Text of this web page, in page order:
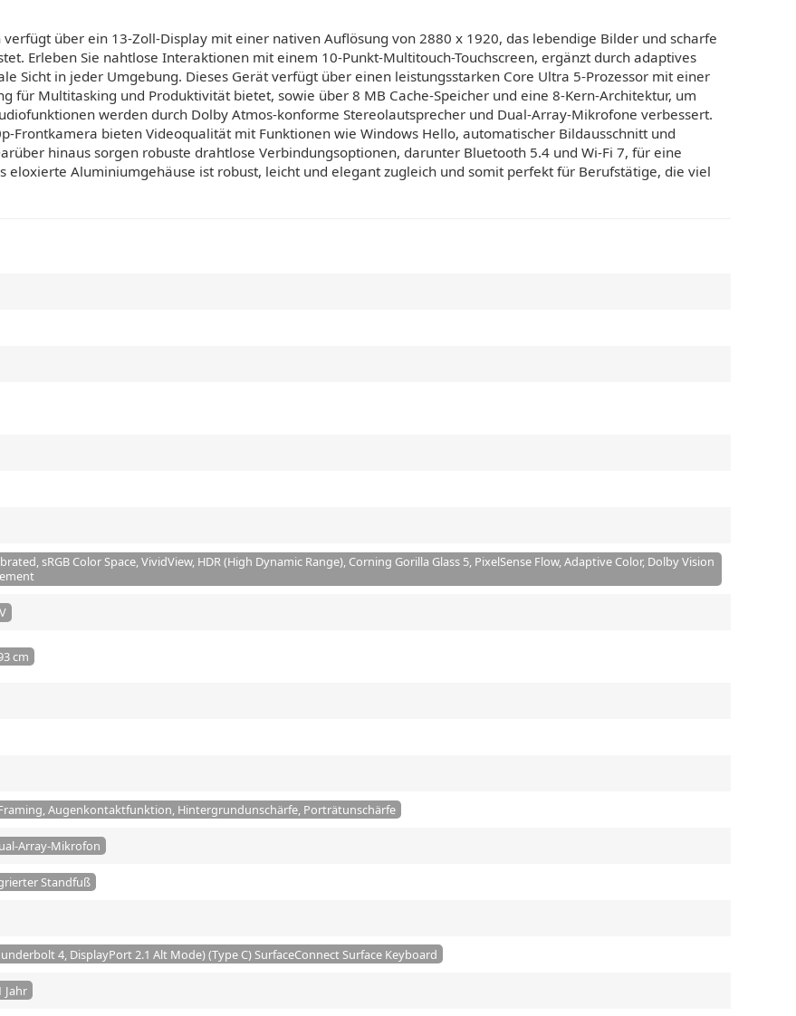
über ein 13-Zoll-Display mit einer nativen Auflösung von 2880 x 1920, das lebendige Bilder und scharfe
Erleben Sie nahtlose Interaktionen mit einem 10-Punkt-Multitouch-Touchscreen, ergänzt durch adaptives
Sicht in jeder Umgebung. Dieses Gerät verfügt über einen leistungsstarken Core Ultra 5-Prozessor mit einer
für Multitasking und Produktivität bietet, sowie über 8 MB Cache-Speicher und eine 8-Kern-Architektur, um
werden durch Dolby Atmos-konforme Stereolautsprecher und Dual-Array-Mikrofone verbessert.
Frontkamera bieten Videoqualität mit Funktionen wie Windows Hello, automatischer Bildausschnitt und
hinaus sorgen robuste drahtlose Verbindungsoptionen, darunter Bluetooth 5.4 und Wi-Fi 7, für eine
eloxierte Aluminiumgehäuse ist robust, leicht und elegant zugleich und somit perfekt für Berufstätige, die viel
sRGB Color Space, VividView, HDR (High Dynamic Range), Corning Gorilla Glass 5, PixelSense Flow, Adaptive Color, Dolby Vision
cm
Augenkontaktfunktion, Hintergrundunschärfe, Porträtunschärfe
Array-Mikrofon
Standfuß
4, DisplayPort 2.1 Alt Mode) (Type C) SurfaceConnect Surface Keyboard
Jahr